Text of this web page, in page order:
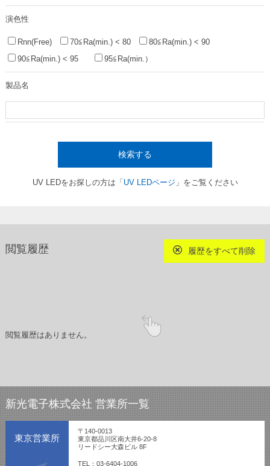
演色性
Rnn(Free) 70≦Ra(min.) < 80
80≦Ra(min.) < 90
90≦Ra(min.) < 95
95≦Ra(min.）
製品名
検索する
UV LEDをお探しの方は「 UV LEDページ 」をご覧ください
閲覧履歴 履歴をすべて削除
閲覧履歴はありません。
新光電子株式会社 営業所一覧
東京営業所
〒140-0013
東京都品川区南大井6-20-8
リードシー大森ビル 8F
TEL：03-6404-1006